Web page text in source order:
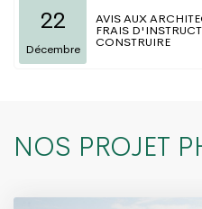
22
Décembre
AVIS AUX
FRAIS
CONSTRUIRE
NOS PROJET